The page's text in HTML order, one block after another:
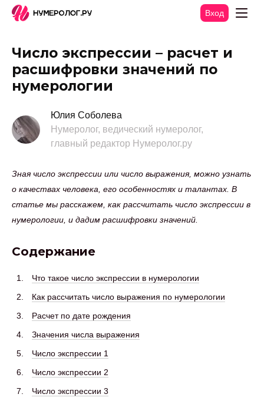
Вход
Число экспрессии – расчет и
расшифровки значений по
нумерологии
Юлия Соболева
Нумеролог, ведический нумеролог,
главный редактор Нумеролог.ру
Зная число экспрессии или число выражения, можно узнать
о качествах человека, его особенностях и талантах. В
статье мы расскажем, как рассчитать число экспрессии в
нумерологии, и дадим расшифровки значений.
Содержание
Что такое число экспрессии в нумерологии
Как рассчитать число выражения по нумерологии
Расчет по дате рождения
Значения числа выражения
Число экспрессии 1
Число экспрессии 2
Число экспрессии 3